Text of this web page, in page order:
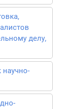
делу,